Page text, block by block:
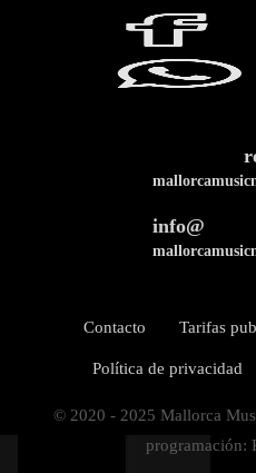
info@
Contacto Tarifas
Política de privacidad
© 2020 - 2025 Mallorca
programación: